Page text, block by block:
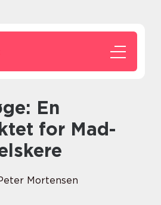
for Mad-
Mortensen